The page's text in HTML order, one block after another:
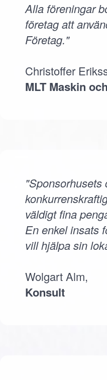
Alla föreningar
företag att
Företag."
Christoffer
MLT Maskin
"Sponsorhusets
väldigt fina
En enkel insats
vill hjälpa sin
Wolgart Alm,
Konsult